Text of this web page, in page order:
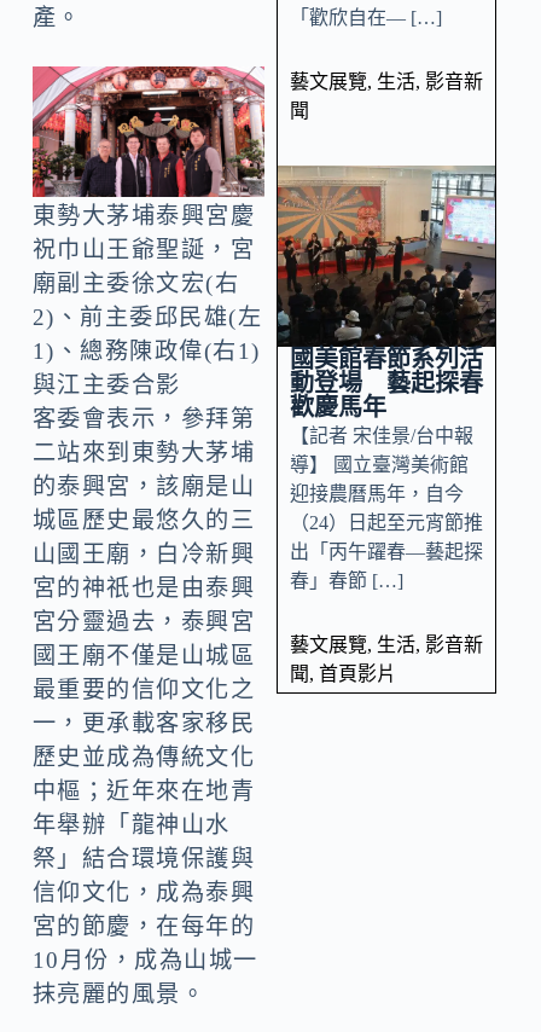
產。
東勢大茅埔泰興宮慶
祝巾山王爺聖誕，宮
廟副主委徐文宏(右
2)、前主委邱民雄(左
1)、總務陳政偉(右1)
與江主委合影
客委會表示，參拜第
二站來到東勢大茅埔
的泰興宮，該廟是山
城區歷史最悠久的三
山國王廟，白冷新興
宮的神祇也是由泰興
宮分靈過去，泰興宮
國王廟不僅是山城區
最重要的信仰文化之
一，更承載客家移民
歷史並成為傳統文化
中樞；近年來在地青
年舉辦「龍神山水
祭」結合環境保護與
信仰文化，成為泰興
宮的節慶，在每年的
10月份，成為山城一
抹亮麗的風景。
「歡欣自在— […]
藝文展覽, 生活, 影音新
聞
國美館春節系列活
動登場 藝起探春
歡慶馬年
【記者 宋佳景/台中報
導】 國立臺灣美術館
迎接農曆馬年，自今
（24）日起至元宵節推
出「丙午躍春—藝起探
春」春節 […]
藝文展覽, 生活, 影音新
聞, 首頁影片